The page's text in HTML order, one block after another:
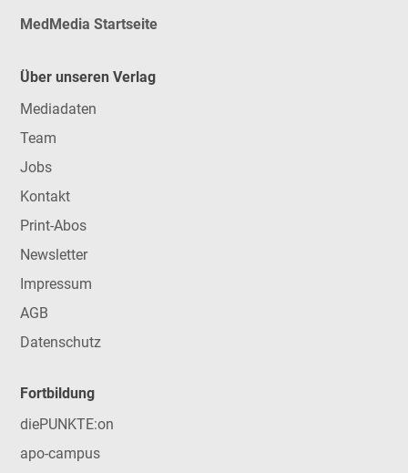
MedMedia Startseite
Über unseren Verlag
Mediadaten
Team
Jobs
Kontakt
Print-Abos
Newsletter
Impressum
AGB
Datenschutz
Fortbildung
diePUNKTE:on
apo-campus